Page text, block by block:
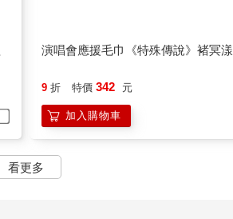
演唱會應援毛巾《特殊傳說》褚冥漾
9 折 特價 342 元
加入購物車
看更多